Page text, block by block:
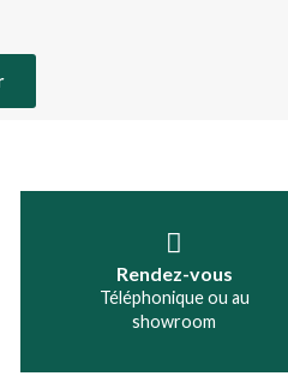
Rendez-vous
Téléphonique ou au
showroom